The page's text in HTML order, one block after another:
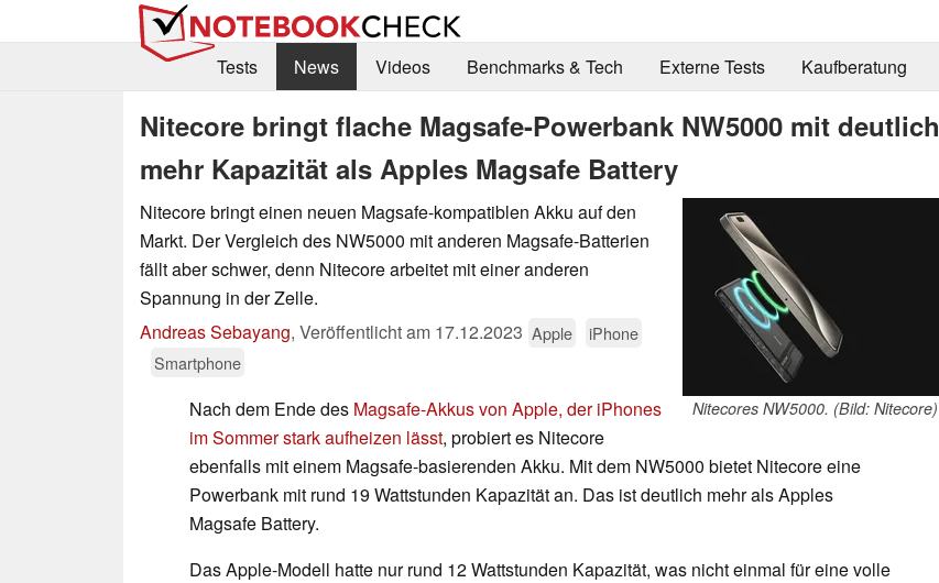
Tests
News Videos Benchmarks & Tech Externe Tests Kaufberatung
Nitecore bringt flache Magsafe-Powerbank NW5000 mit deutlich
mehr Kapazität als Apples Magsafe Battery
Nitecores NW5000. (Bild: Nitecore)
Nitecore bringt einen neuen Magsafe-kompatiblen Akku auf den
Markt. Der Vergleich des NW5000 mit anderen Magsafe-Batterien
fällt aber schwer, denn Nitecore arbeitet mit einer anderen
Spannung in der Zelle.
Andreas Sebayang, Veröffentlicht am 17.12.2023 Apple
iPhone
Smartphone
Nach dem Ende des Magsafe-Akkus von Apple, der iPhones
im Sommer stark aufheizen lässt, probiert es Nitecore
ebenfalls mit einem Magsafe-basierenden Akku. Mit dem NW5000 bietet Nitecore eine
Powerbank mit rund 19 Wattstunden Kapazität an. Das ist deutlich mehr als Apples
Magsafe Battery.
Das Apple-Modell hatte nur rund 12 Wattstunden Kapazität, was nicht einmal für eine volle